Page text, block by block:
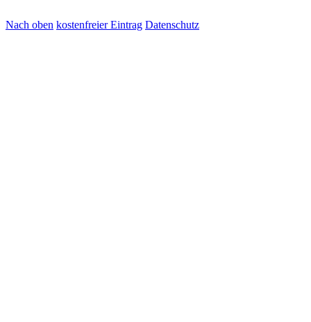
Nach oben kostenfreier Eintrag Datenschutz